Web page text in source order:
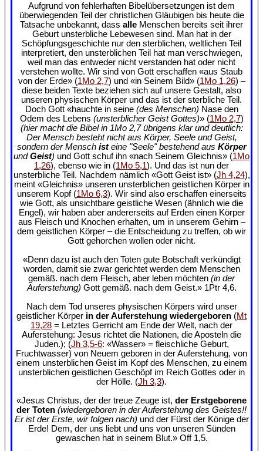
Aufgrund von fehlerhaften Bibelübersetzungen ist dem
überwiegenden Teil der christlichen Gläubigen bis heute die
Tatsache unbekannt, dass alle Menschen bereits seit ihrer
Geburt unsterbliche Lebewesen sind. Man hat in der
Schöpfungsgeschichte nur den sterblichen, weltlichen Teil
interpretiert, den unsterblichen Teil hat man verschwiegen,
weil man das entweder nicht verstanden hat oder nicht
verstehen wollte. Wir sind von Gott erschaffen «aus Staub
von der Erde» (1Mo 2,7) und «in Seinem Bild» (1Mo 1,26) –
diese beiden Texte beziehen sich auf unsere Gestalt, also
unseren physischen Körper und das ist der sterbliche Teil.
Doch Gott «hauchte in seine (des Menschen) Nase den
Odem des Lebens (unsterblicher Geist Gottes)» (1Mo 2,7)
(hier macht die Bibel in 1Mo 2,7 übrigens klar und deutlich:
Der Mensch besteht nicht aus Körper, Seele und Geist,
sondern der Mensch isteine "Seele" bestehend aus Körper
undGeist) und Gott schuf ihn «nach Seinem Gleichnis» (1Mo
1,26), ebenso wie in (1Mo 5,1). Und das ist nun der
unsterbliche Teil. Nachdem nämlich «Gott Geist ist» (Jh 4,24),
meint «Gleichnis» unseren unsterblichen geistlichen Körper in
unserem Kopf (1Mo 6,3). Wir sind also erschaffen einerseits
wie Gott, als unsichtbare geistliche Wesen (ähnlich wie die
Engel), wir haben aber andererseits auf Erden einen Körper
aus Fleisch und Knochen erhalten, um in unserem Gehirn –
dem geistlichen Körper – die Entscheidung zu treffen, ob wir
Gott gehorchen wollen oder nicht.
«Denn dazu ist auch den Toten gute Botschaft verkündigt
worden, damit sie zwar gerichtet werden dem Menschen
gemäß. nach dem Fleisch, aber leben möchten (in der
Auferstehung) Gott gemäß. nach dem Geist.» 1Ptr 4,6.
Nach dem Tod unseres physischen Körpers wird unser
geistlicher Körper in der Auferstehung wiedergeboren (Mt
19,28 = Letztes Gerricht am Ende der Welt, nach der
Auferstehung: Jesus richtet die Nationen, die Aposteln die
Juden.); (Jh 3,5-6: «Wasser» = fleischliche Geburt,
Fruchtwasser) von Neuem geboren in der Auferstehung, von
einem unsterblichen Geist im Kopf des Menschen, zu einem
unsterblichen geistlichen Geschöpf im Reich Gottes oder in
der Hölle. (Jh 3,3).
«Jesus Christus, der der treue Zeuge ist, der Erstgeborene
der Toten (wiedergeboren in der Auferstehung des Geistes!!
Er ist der Erste, wir folgen nach) und der Fürst der Könige der
Erde! Dem, der uns liebt und uns von unseren Sünden
gewaschen hat in seinem Blut.» Off 1,5.